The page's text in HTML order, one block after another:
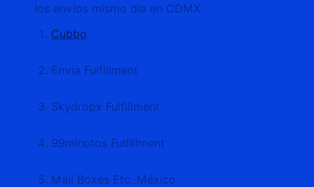
los envíos mismo día en CDMX:
Cubbo
Envia Fulfillment
Skydropx Fulfillment
99minutos Fulfillment
Mail Boxes Etc. México